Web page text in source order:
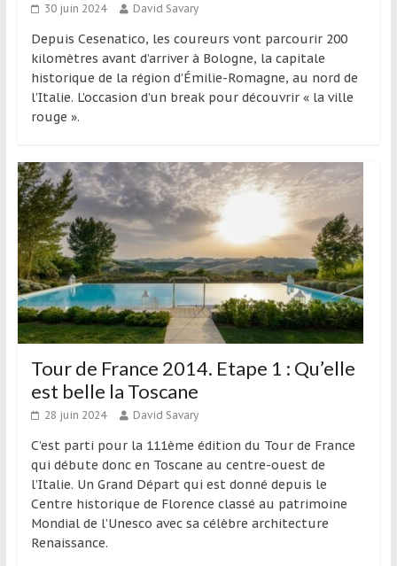
30 juin 2024 David Savary
Depuis Cesenatico, les coureurs vont parcourir 200
kilomètres avant d’arriver à Bologne, la capitale
historique de la région d’Émilie-Romagne, au nord de
l’Italie. L’occasion d’un break pour découvrir « la ville
rouge ».
Tour de France 2014. Etape 1 : Qu’elle
est belle la Toscane
28 juin 2024 David Savary
C’est parti pour la 111ème édition du Tour de France
qui débute donc en Toscane au centre-ouest de
l’Italie. Un Grand Départ qui est donné depuis le
Centre historique de Florence classé au patrimoine
Mondial de l’Unesco avec sa célèbre architecture
Renaissance.